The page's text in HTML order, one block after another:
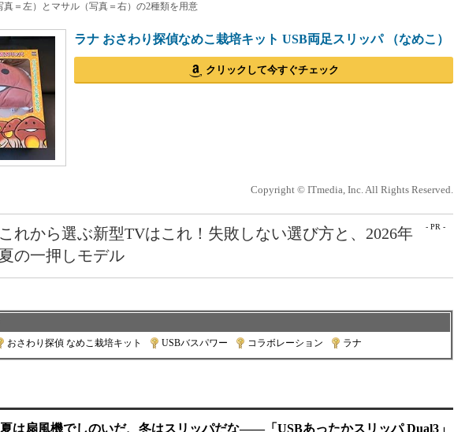
真＝左）とマサル（写真＝右）の2種類を用意
ラナ おさわり探偵なめこ栽培キット USB両足スリッパ （なめこ）
クリックして今すぐチェック
Copyright © ITmedia, Inc. All Rights Reserved.
- PR -
これから選ぶ新型TVはこれ！失敗しない選び方と、2026年
夏の一押しモデル
おさわり探偵 なめこ栽培キット USBバスパワー コラボレーション ラナ
夏は扇風機でしのいだ、冬はスリッパだな――「USBあったかスリッパ Dual3」